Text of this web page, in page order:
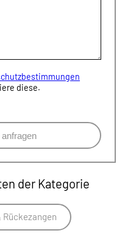
diese.
der Kategorie